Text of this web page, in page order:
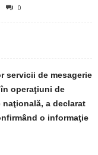
0
servicii de mesagerie
operaţiuni de
a declarat
o informaţie